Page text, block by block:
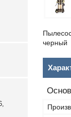
черный